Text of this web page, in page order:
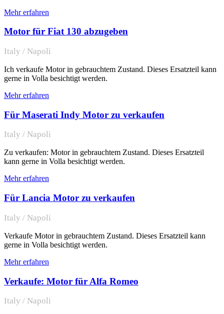
Mehr erfahren
Motor für Fiat 130 abzugeben
Italy / Napoli
Ich verkaufe Motor in gebrauchtem Zustand. Dieses Ersatzteil kann
gerne in Volla besichtigt werden.
Mehr erfahren
Für Maserati Indy Motor zu verkaufen
Italy / Napoli
Zu verkaufen: Motor in gebrauchtem Zustand. Dieses Ersatzteil
kann gerne in Volla besichtigt werden.
Mehr erfahren
Für Lancia Motor zu verkaufen
Italy / Napoli
Verkaufe Motor in gebrauchtem Zustand. Dieses Ersatzteil kann
gerne in Volla besichtigt werden.
Mehr erfahren
Verkaufe: Motor für Alfa Romeo
Italy / Napoli